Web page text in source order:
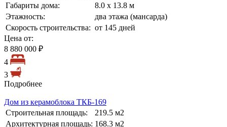
Габариты дома:
8.0 х 13.8 м
Этажность:
два этажа (мансарда)
Скорость строительства: от 145 дней
Цена от:
8 880 000 ₽
4
3
Подробнее
Дом из керамоблока ТКБ-169
Строительная площадь:
219.5 м2
Архитектурная площадь: 168.3 м2